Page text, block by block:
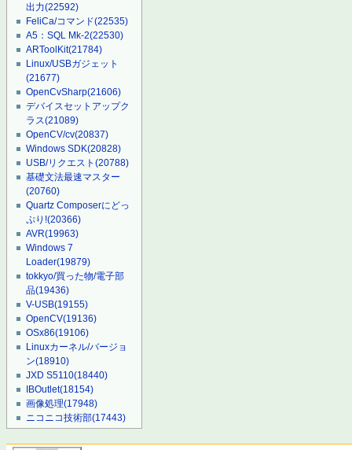
出力(22592)
FeliCa/コマンド(22535)
A5：SQL Mk-2(22530)
ARToolKit(21784)
Linux/USBガジェット
(21677)
OpenCvSharp(21606)
デバイスセットアップク
ラス(21089)
OpenCV/cv(20837)
Windows SDK(20828)
USB/リクエスト(20788)
基礎文法最速マスター
(20760)
Quartz Composerにどっ
ぷり!(20366)
AVR(19963)
Windows 7
Loader(19879)
tokkyo/買った物/電子部
品(19436)
V-USB(19155)
OpenCV(19136)
OSx86(19106)
Linuxカーネル/バージョ
ン(18910)
JXD S5110(18440)
IBOutlet(18154)
画像処理(17948)
ニコニコ技術部(17443)